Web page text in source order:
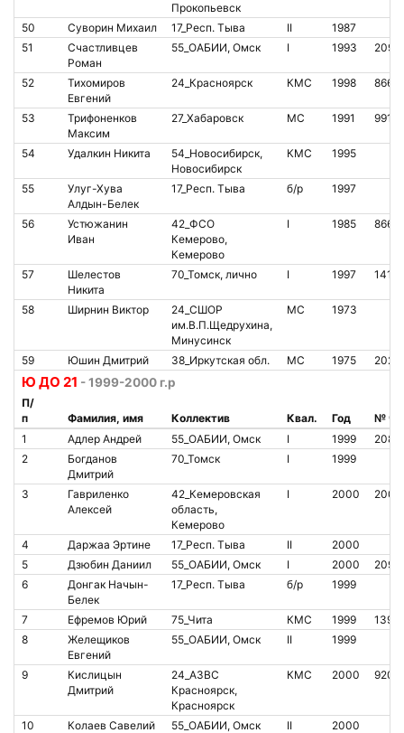
Прокопьевск
50 Суворин Михаил 17_Респ. Тыва II
1987
51
Счастливцев
Роман
55_ОАБИИ, Омск I 1993
52
Тихомиров
Евгений
24_Красноярск КМС 1998
53
Трифоненков
Максим
27_Хабаровск МС 1991
54 Удалкин Никита
54_Новосибирск,
Новосибирск
КМС 1995
55
Улуг-Хува
Алдын-Белек
17_Респ. Тыва б/р 1997
56
Устюжанин
Иван
42_ФСО
Кемерово,
Кемерово
I 1985
57
Шелестов
Никита
70_Томск, лично I 1997
58 Ширнин Виктор
24_СШОР
им.В.П.Щедрухина,
Минусинск
МС 1973
59 Юшин Дмитрий 38_Иркутская обл. МС 1975
Ю ДО 21 - 1999-2000 г.р
П/
п
Фамилия, имя Коллектив Квал. Год
№
1
Адлер Андрей 55_ОАБИИ, Омск I 1999
2
Богданов
Дмитрий
70_Томск I 1999
3
Гавриленко
Алексей
42_Кемеровская
область,
Кемерово
I 2000
4 Даржаа Эртине 17_Респ. Тыва II
2000
5
Дзюбин Даниил 55_ОАБИИ, Омск I 2000
6
Донгак Начын-
Белек
17_Респ. Тыва б/р 1999
7 Ефремов Юрий 75_Чита КМС 1999
8
Желещиков
Евгений
55_ОАБИИ, Омск II 1999
9
Кислицын
Дмитрий
24_АЗВС
Красноярск,
Красноярск
КМС 2000
10 Колаев Савелий 55_ОАБИИ, Омск II 2000